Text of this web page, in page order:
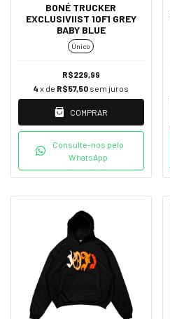
BONÉ TRUCKER
EXCLUSIVIIST 1OF1 GREY
BABY BLUE
Único
R$229,99
4 x de R$57,50 sem juros
COMPRAR
Consulte-nos pelo
WhatsApp